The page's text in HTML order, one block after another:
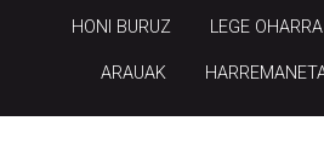
HONI BURUZ LEGE OHARRA
ARAUAK